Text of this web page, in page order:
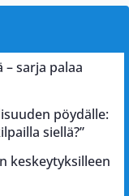
sarja palaa
pöydälle:
siellä?”
keskeytyksilleen